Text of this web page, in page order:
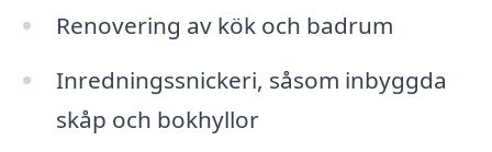
Renovering av kök och badrum
Inredningssnickeri, såsom inbyggda
skåp och bokhyllor